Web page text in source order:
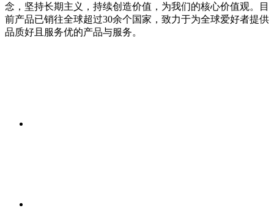
念，坚持长期主义，持续创造价值，为我们的核心价值观。目
前产品已销往全球超过30余个国家，致力于为全球爱好者提供
品质好且服务优的产品与服务。